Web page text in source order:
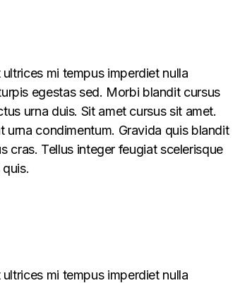
mi tempus imperdiet nulla
egestas sed. Morbi blandit cursus
urna duis. Sit amet cursus sit amet.
urna condimentum. Gravida quis blandit
cras. Tellus integer feugiat scelerisque
mi tempus imperdiet nulla